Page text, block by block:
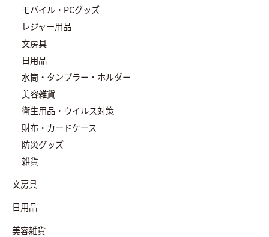
モバイル・PCグッズ
レジャー用品
文房具
日用品
水筒・タンブラー・ホルダー
美容雑貨
衛生用品・ウイルス対策
財布・カードケース
防災グッズ
雑貨
文房具
日用品
美容雑貨